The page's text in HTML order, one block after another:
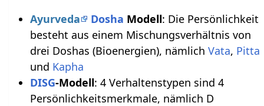
Ayurveda
Dosha Modell: Die Persönlichkeit
besteht aus einem Mischungsverhältnis von
drei Doshas (Bioenergien), nämlich Vata, Pitta
und Kapha
DISG-Modell: 4 Verhaltenstypen sind 4
Persönlichkeitsmerkmale, nämlich D